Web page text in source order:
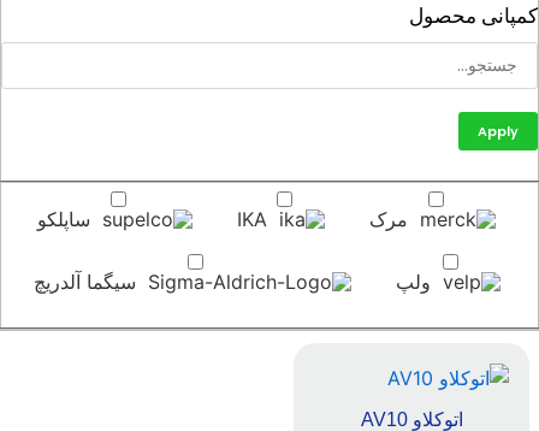
محصول
Apply
مرک IKA ساپلکو
ولپ سیگما آلدریچ
اتوکلاو AV10